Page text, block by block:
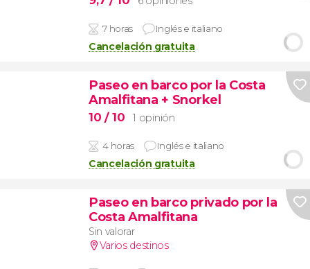
7 horas Inglés e italiano
Cancelación gratuita
Paseo en barco por la Costa
Amalfitana + Snorkel
10 / 10 1 opinión
4 horas Inglés e italiano
Cancelación gratuita
Paseo en barco privado por la
Costa Amalfitana
Sin valorar
Varios destinos